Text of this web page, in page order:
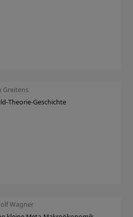
Greitens
Theorie-Geschichte
Wagner